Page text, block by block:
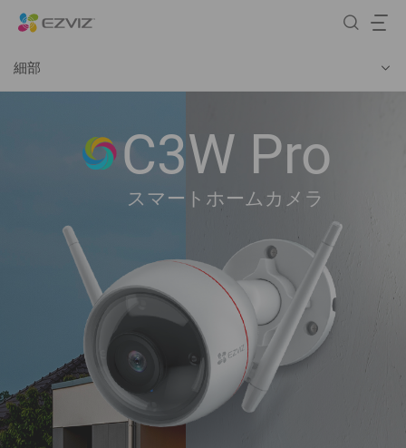
細部
C3W Pro
スマートホームカメラ